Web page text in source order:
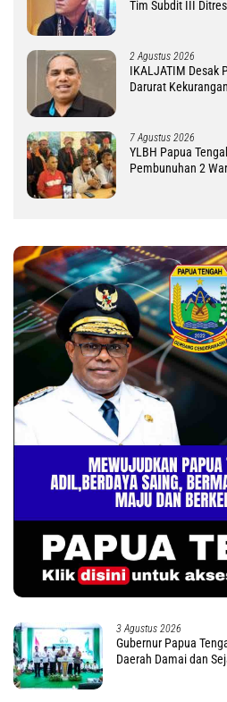
Tim Subdit III
2 Agustus 2026
IKALJATIM Desak
Darurat
7 Agustus 2026
YLBH Papua
Pembunuhan 2
3 Agustus 2026
Gubernur Papua
Daerah Damai dan